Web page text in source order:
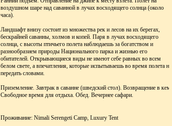
воздушном шаре над саванной в лучах восходящего солнца (около
часа).
Ландшафт внизу состоит из множества рек и лесов на их берегах,
бескрайней саванны, холмов и копей. Паря в лучах восходящего
солнца, с высоты птичьего полета наблюдаешь за богатством и
разнообразием природы Национального парка и жизнью его
обитателей. Открывающиеся виды не имеют себе равных во всем
белом свете, а впечатления, которые испытываешь во время полета не
передать словами.
Приземление. Завтрак в саванне (шведский стол). Возвращение в кемп.
Свободное время для отдыха. Обед. Вечернее сафари.
Проживание: Nimali Serengeti Camp, Luxury Tent